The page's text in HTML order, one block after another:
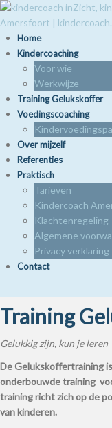
Home
Kindercoaching
Voor wie
Werkwijze
Training Gelukskoffer
Voedingscoaching
Over mijzelf
Referenties
Praktisch
Tarieven
Kindercoach
Klachtenregeling
Algemene
Privacy verklaring
Contact
Training
Gelukkig zijn, kun je leren
De Gelukskoffertraining
onderbouwde training
training richt zich op de
van kinderen.